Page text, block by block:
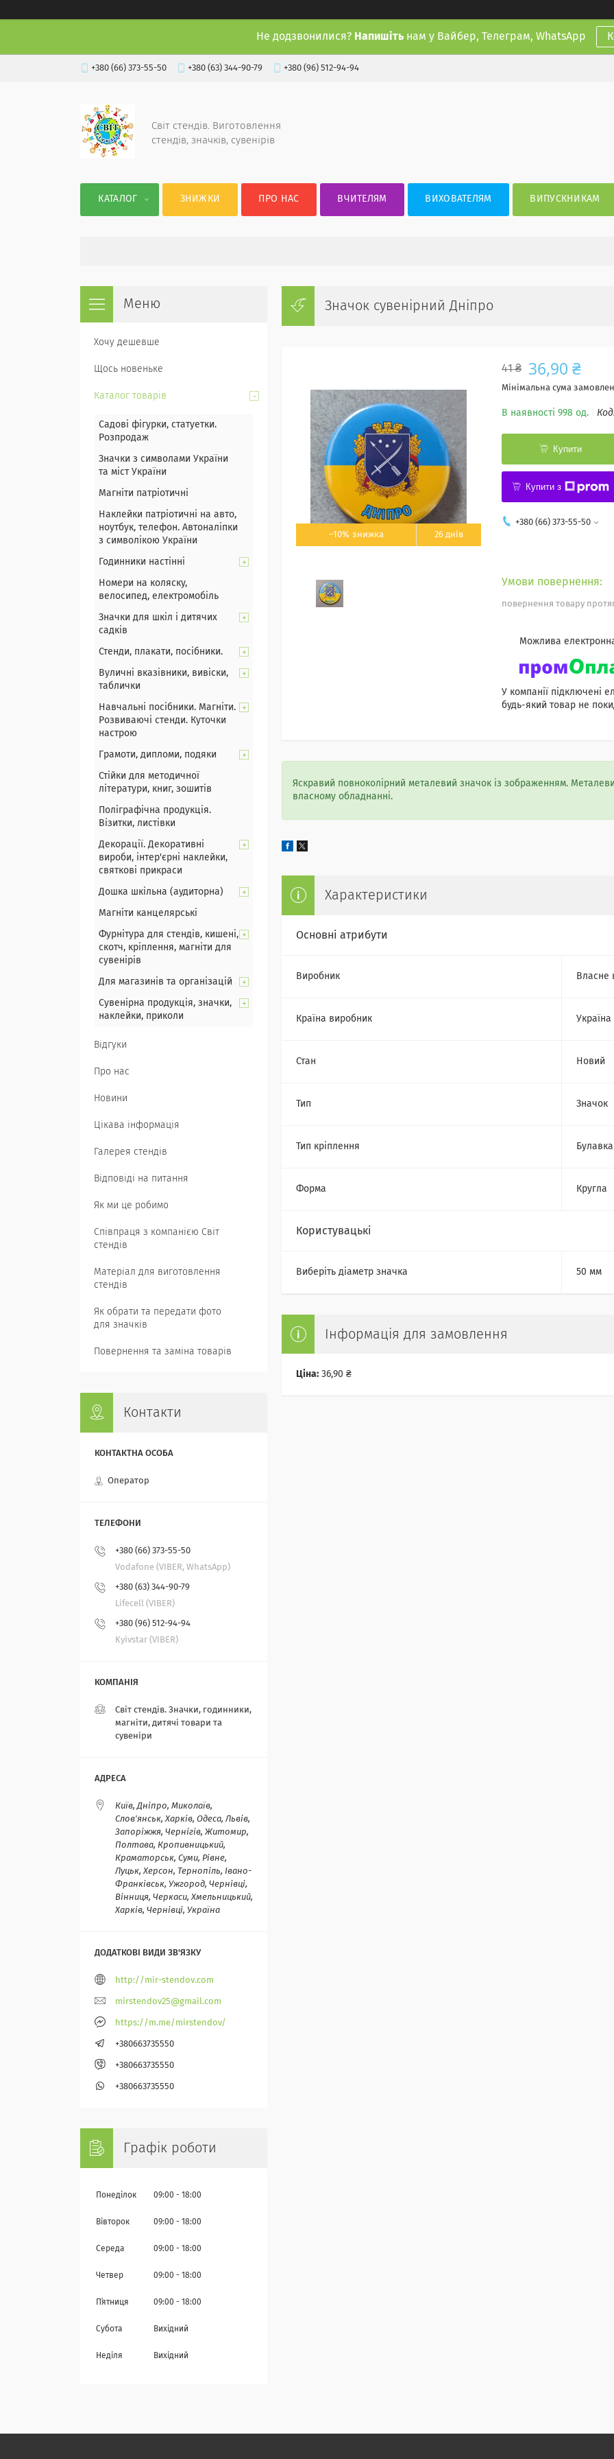
Не додзвонилися? Напишіть нам у Вайбер, Телеграм, WhatsApp
+380 (66) 373-55-50 +380 (63) 344-90-79 +380 (96) 512-94-94
Світ стендів. Виготовлення
стендів, значків, сувенірів
КАТАЛОГ ЗНИЖКИ ПРО НАС ВЧИТЕЛЯМ ВИХОВАТЕЛЯМ ВИПУСКНИКАМ
Значок сувенірний Дніпро
–10% 26 днів
41 ₴ 36,90 ₴
Мінімальна сума
В наявності 998 од.
Купити
Купити з
+380 (66) 373-55-50
повернення товару
У компанії підключені
будь-який товар не
Яскравий повноколірний металевий значок із зображенням.
власному обладнанні.
Характеристики
Основні атрибути
Виробник Власне
Країна виробник Україна
Стан Новий
Тип Значок
Тип кріплення Булавка
Форма Кругла
Користувацькі
Виберіть діаметр значка 50 мм
Інформація для замовлення
Ціна: 36,90 ₴
Хочу дешевше
Щось новеньке
Каталог товарів
Садові фігурки, статуетки.
Розпродаж
Значки з символами України
та міст України
Магніти патріотичні
Наклейки патріотичні на авто,
ноутбук, телефон. Автоналіпки
з символікою України
Годинники настінні
Номери на коляску,
велосипед, електромобіль
Значки для шкіл і дитячих
садків
Стенди, плакати, посібники.
Вуличні вказівники, вивіски,
таблички
Навчальні посібники. Магніти.
Розвиваючі стенди. Куточки
настрою
Грамоти, дипломи, подяки
Стійки для методичної
літератури, книг, зошитів
Поліграфічна продукція.
Візитки, листівки
Декорації. Декоративні
вироби, інтер'єрні наклейки,
святкові прикраси
Дошка шкільна (аудиторна)
Магніти канцелярські
Фурнітура для стендів, кишені,
скотч, кріплення, магніти для
сувенірів
Для магазинів та організацій
Сувенірна продукція, значки,
наклейки, приколи
Відгуки
Про нас
Новини
Цікава інформація
Галерея стендів
Відповіді на питання
Як ми це робимо
Співпраця з компанією Світ
стендів
Матеріал для виготовлення
стендів
Як обрати та передати фото
для значків
Повернення та заміна товарів
Контакти
Оператор
+380 (66) 373-55-50
Vodafone (VIBER, WhatsApp)
+380 (63) 344-90-79
Lifecell (VIBER)
+380 (96) 512-94-94
Kyivstar (VIBER)
Світ стендів. Значки, годинники,
магніти, дитячі товари та
сувеніри
Київ, Дніпро, Миколаїв,
Слов'янськ, Харків, Одеса, Львів,
Запоріжжя, Чернігів, Житомир,
Полтава, Кропивницький,
Краматорськ, Суми, Рівне,
Луцьк, Херсон, Тернопіль, Івано-
Франківськ, Ужгород, Чернівці,
Вінниця, Черкаси, Хмельницький,
Харків, Чернівці, Україна
http://mir-stendov.com
mirstendov25@gmail.com
https://m.me/mirstendov/
+380663735550
+380663735550
+380663735550
Графік роботи
Понеділок 09:00 18:00
Вівторок 09:00 18:00
Середа 09:00 18:00
Четвер 09:00 18:00
Пʼятниця 09:00 18:00
Субота Вихідний
Неділя Вихідний